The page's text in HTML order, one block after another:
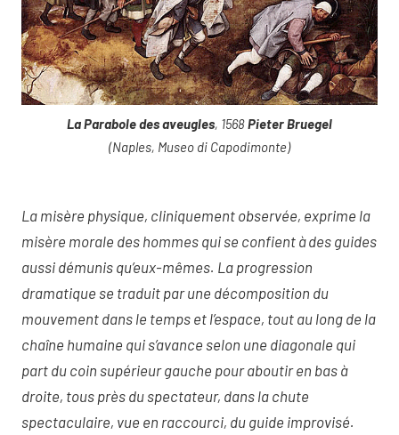
La Parabole des aveugles, 1568Pieter Bruegel
(Naples, Museo di Capodimonte)
La misère physique, cliniquement observée, exprime la
misère morale des hommes qui se confient à des guides
aussi démunis qu’eux-mêmes. La progression
dramatique se traduit par une décomposition du
mouvement dans le temps et l’espace, tout au long de la
chaîne humaine qui s’avance selon une diagonale qui
part du coin supérieur gauche pour aboutir en bas à
droite, tous près du spectateur, dans la chute
spectaculaire, vue en raccourci, du guide improvisé.